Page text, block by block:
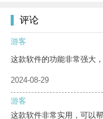
评论
游客
这款软件的功能非常强大
2024-08-29
游客
这款软件非常实用，可以